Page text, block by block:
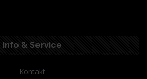
Info & Service
Kontakt